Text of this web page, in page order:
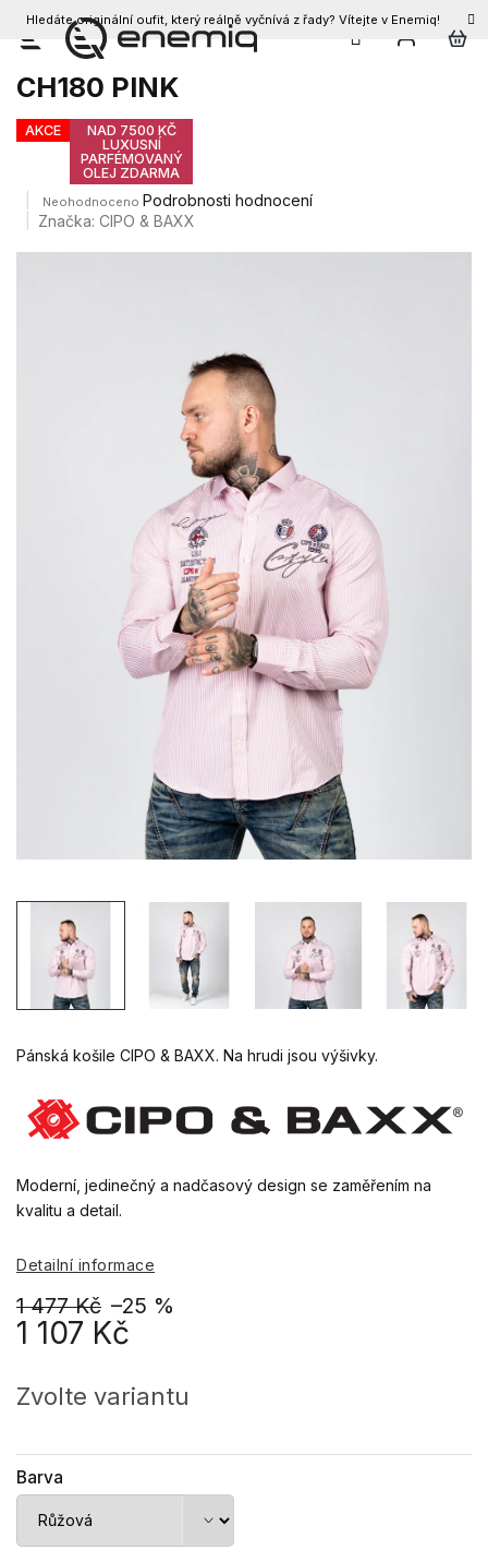
Přejít
obsah
Hledáte originální oufit, který reálně vyčnívá z řady? Vítejte v Enemiq!
CZK
Pánská košile CIPO & BAXX
CH180 PINK
AKCE
NAD 7500 KČ
LUXUSNÍ
PARFÉMOVANÝ
OLEJ ZDARMA
Průměrné
hodnocení
Neohodnoceno Podrobnosti hodnocení
Značka:CIPO & BAXX
1 477 Kč –25 %
1 107 Kč
cena:
Zvolte variantu
Barva
Pánská košile CIPO & BAXX. Na hrudi jsou výšivky.
Moderní, jedinečný a nadčasový design se zaměřením na
kvalitu a detail.
Detailní informace